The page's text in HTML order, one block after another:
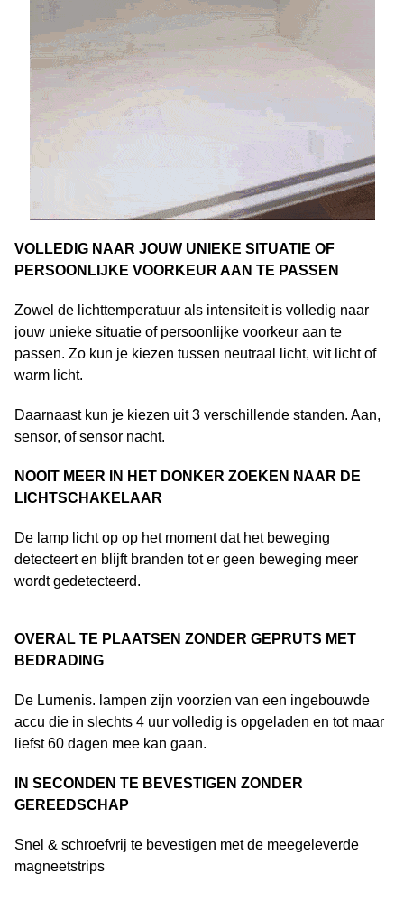
VOLLEDIG NAAR JOUW UNIEKE SITUATIE OF
PERSOONLIJKE VOORKEUR AAN TE PASSEN
Zowel de lichttemperatuur als intensiteit is volledig naar
jouw unieke situatie of persoonlijke voorkeur aan te
passen. Zo kun je kiezen tussen neutraal licht, wit licht of
warm licht.
Daarnaast kun je kiezen uit 3 verschillende standen. Aan,
sensor, of sensor nacht.
NOOIT MEER IN HET DONKER ZOEKEN NAAR DE
LICHTSCHAKELAAR
De lamp licht op op het moment dat het beweging
detecteert en blijft branden tot er geen beweging meer
wordt gedetecteerd.
OVERAL TE PLAATSEN ZONDER GEPRUTS MET
BEDRADING
De Lumenis. lampen zijn voorzien van een ingebouwde
accu die in slechts 4 uur volledig is opgeladen en tot maar
liefst 60 dagen mee kan gaan.
IN SECONDEN TE BEVESTIGEN ZONDER
GEREEDSCHAP
Snel & schroefvrij te bevestigen met de meegeleverde
magneetstrips